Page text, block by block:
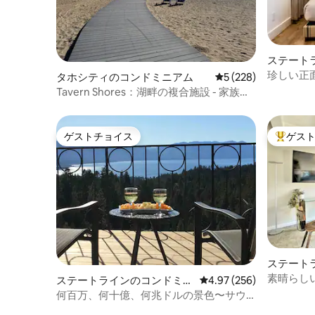
タホシティのコンドミニアム レビュー228件、5
5 (228)
Tavern Shores：湖畔の複合施設 - 家族に
ステート
アム
珍しい正
ゲストチョイス
ゲストチョイス
ステートラインのコンドミニ
アム
レビュー256件、5つ星
4.97 (256)
何百万、何十億、何兆ドルの景色〜サウ
大好評
ゲス
ステート
アム
素晴らし